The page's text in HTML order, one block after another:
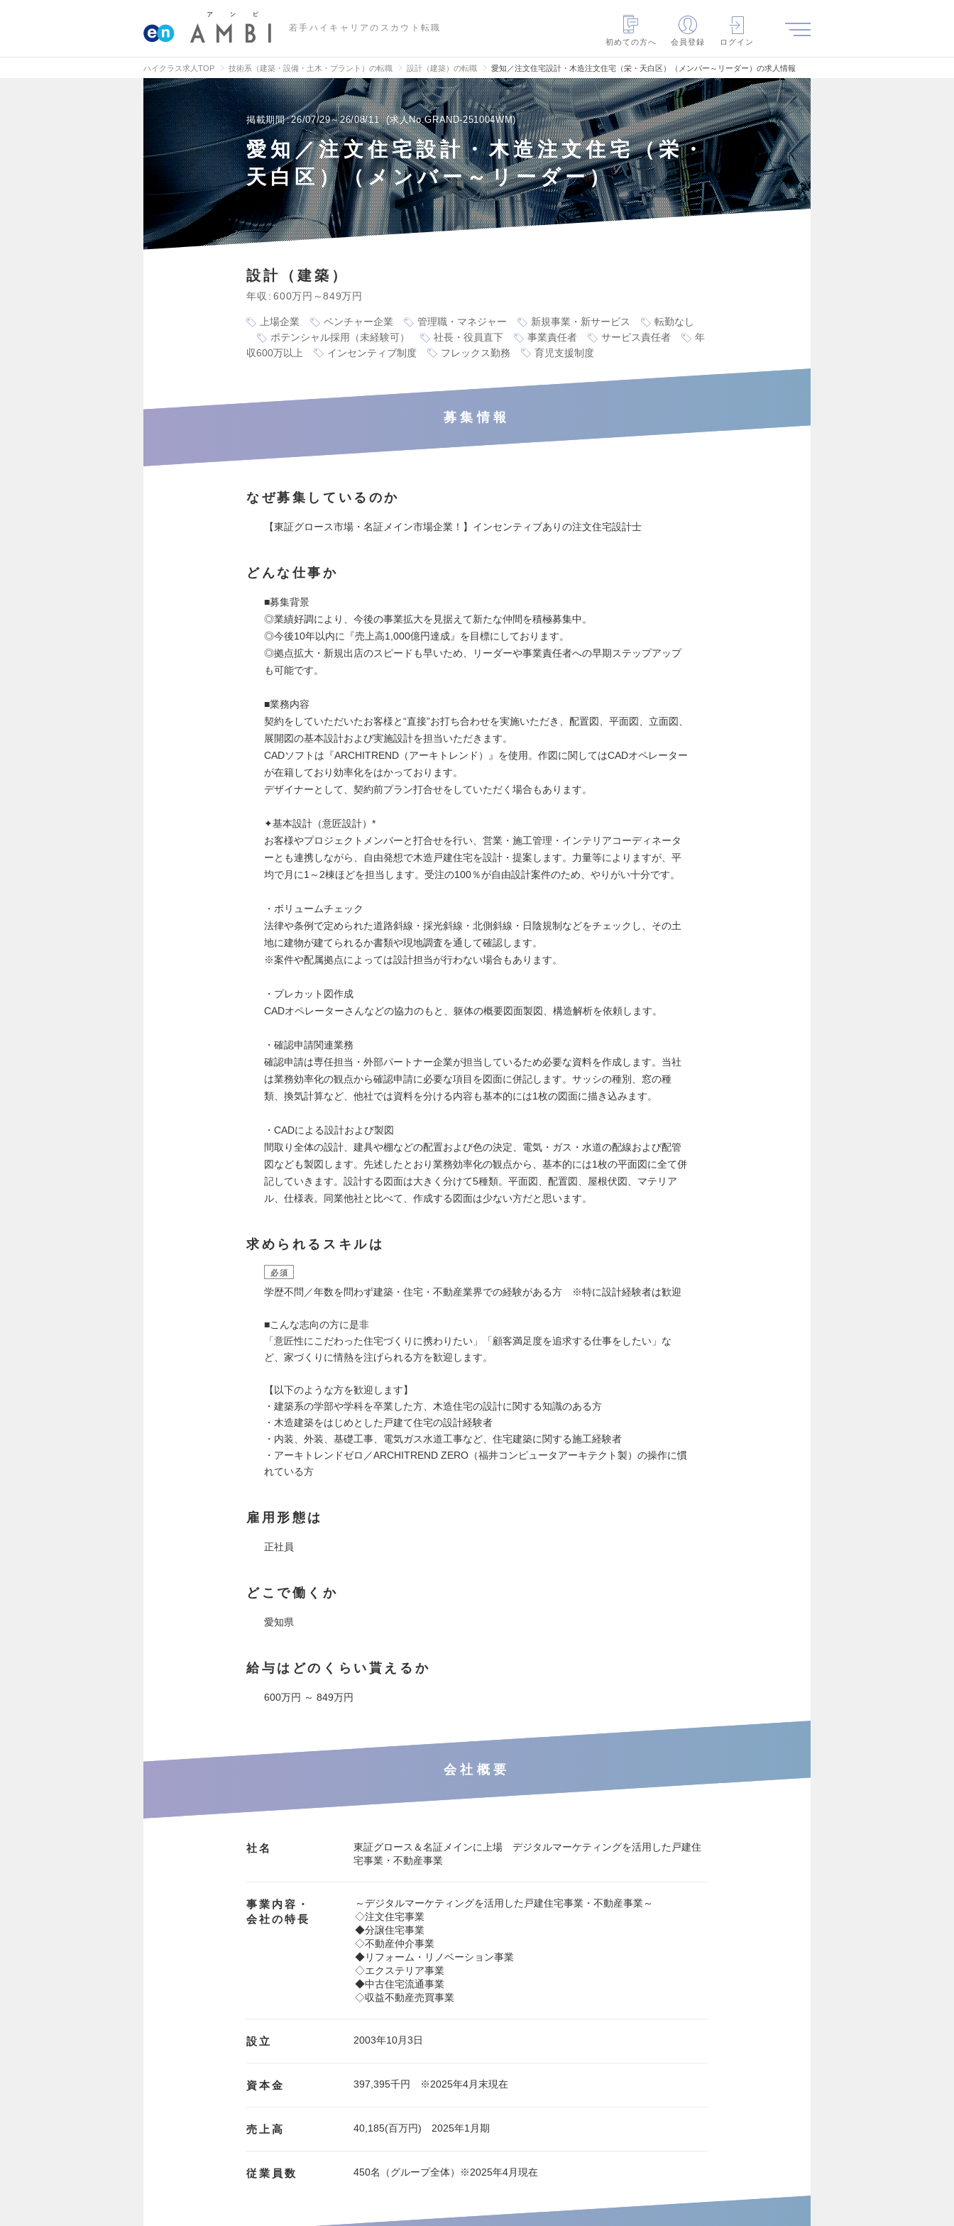
若手ハイキャリアのスカウト転職
初めての方へ
会員登録 ログイン
ハイクラス求人TOP 技術系（建築・設備・土木・プラント）の転職 設計（建築）の転職 愛知／注文住宅設計・木造注文住宅（栄・天白区）（メンバー～リーダー）の求人情報
掲載期間 26/07/29～26/08/11 求人No.GRAND-251004WM
愛知／注文住宅設計・木造注文住宅（栄・
天白区）（メンバー～リーダー）
設計（建築）
年収 600万円～849万円
上場企業 ベンチャー企業 管理職・マネジャー 新規事業・新サービス
転勤なし
ポテンシャル採用（未経験可）
社長・役員直下 事業責任者 サービス責任者
年
収600万以上
インセンティブ制度 フレックス勤務 育児支援制度
募集情報
なぜ募集しているのか
【東証グロース市場・名証メイン市場企業！】インセンティブありの注文住宅設計士
どんな仕事か
■募集背景
◎業績好調により、今後の事業拡大を見据えて新たな仲間を積極募集中。
◎今後10年以内に『売上高1,000億円達成』を目標にしております。
◎拠点拡大・新規出店のスピードも早いため、リーダーや事業責任者への早期ステップアップ
も可能です。
■業務内容
契約をしていただいたお客様と“直接”お打ち合わせを実施いただき、配置図、平面図、立面図、
展開図の基本設計および実施設計を担当いただきます。
CADソフトは『ARCHITREND（アーキトレンド）』を使用。作図に関してはCADオペレーター
が在籍しており効率化をはかっております。
デザイナーとして、契約前プラン打合せをしていただく場合もあります。
✦基本設計（意匠設計）*
お客様やプロジェクトメンバーと打合せを行い、営業・施工管理・インテリアコーディネータ
ーとも連携しながら、自由発想で木造戸建住宅を設計・提案します。力量等によりますが、平
均で月に1～2棟ほどを担当します。受注の100％が自由設計案件のため、やりがい十分です。
・ボリュームチェック
法律や条例で定められた道路斜線・採光斜線・北側斜線・日陰規制などをチェックし、その土
地に建物が建てられるか書類や現地調査を通して確認します。
※案件や配属拠点によっては設計担当が行わない場合もあります。
・プレカット図作成
CADオペレーターさんなどの協力のもと、躯体の概要図面製図、構造解析を依頼します。
・確認申請関連業務
確認申請は専任担当・外部パートナー企業が担当しているため必要な資料を作成します。当社
は業務効率化の観点から確認申請に必要な項目を図面に併記します。サッシの種別、窓の種
類、換気計算など、他社では資料を分ける内容も基本的には1枚の図面に描き込みます。
・CADによる設計および製図
間取り全体の設計、建具や棚などの配置および色の決定、電気・ガス・水道の配線および配管
図なども製図します。先述したとおり業務効率化の観点から、基本的には1枚の平面図に全て併
記していきます。設計する図面は大きく分けて5種類。平面図、配置図、屋根伏図、マテリア
ル、仕様表。同業他社と比べて、作成する図面は少ない方だと思います。
求められるスキルは
必須
学歴不問／年数を問わず建築・住宅・不動産業界での経験がある方 ※特に設計経験者は歓迎
■こんな志向の方に是非
「意匠性にこだわった住宅づくりに携わりたい」「顧客満足度を追求する仕事をしたい」な
ど、家づくりに情熱を注げられる方を歓迎します。
【以下のような方を歓迎します】
・建築系の学部や学科を卒業した方、木造住宅の設計に関する知識のある方
・木造建築をはじめとした戸建て住宅の設計経験者
・内装、外装、基礎工事、電気ガス水道工事など、住宅建築に関する施工経験者
・アーキトレンドゼロ／ARCHITREND ZERO（福井コンピュータアーキテクト製）の操作に慣
れている方
雇用形態は
正社員
どこで働くか
愛知県
給与はどのくらい貰えるか
600万円 ～ 849万円
会社概要
社名
東証グロース＆名証メインに上場 デジタルマーケティングを活用した戸建住
宅事業・不動産事業
事業内容・
会社の特長
～デジタルマーケティングを活用した戸建住宅事業・不動産事業～
◇注文住宅事業
◆分譲住宅事業
◇不動産仲介事業
◆リフォーム・リノベーション事業
◇エクステリア事業
◆中古住宅流通事業
◇収益不動産売買事業
設立 2003年10月3日
資本金 397,395千円 ※2025年4月末現在
売上高 40,185(百万円) 2025年1月期
従業員数 450名（グループ全体）※2025年4月現在